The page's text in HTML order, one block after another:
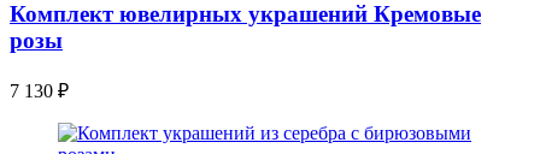
Комплект ювелирных украшений Кремовые
розы
7 130 ₽